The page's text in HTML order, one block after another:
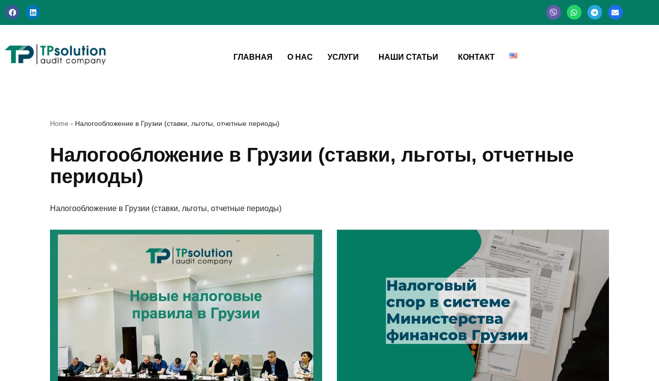
Перейти
содержимому
ГЛАВНАЯ О НАС УСЛУГИ НАШИ СТАТЬИ КОНТАКТ
Home - Налогообложение в Грузии (ставки, льготы, отчетные периоды)
Налогообложение в Грузии (ставки, льготы, отчетные
периоды)
Налогообложение в Грузии (ставки, льготы, отчетные периоды)